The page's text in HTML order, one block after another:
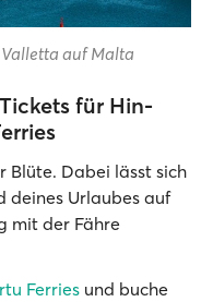
auf Malta
für Hin-
Blüte. Dabei lässt sich
deines Urlaubes auf
mit der Fähre
Ferries und buche